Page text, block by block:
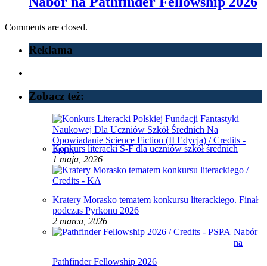
Comments are closed.
Reklama
Zobacz też:
Konkurs literacki S-F dla uczniów szkół średnich
1 maja, 2026
Kratery Morasko tematem konkursu literackiego. Finał
podczas Pyrkonu 2026
2 marca, 2026
Nabór
na
Pathfinder Fellowship 2026